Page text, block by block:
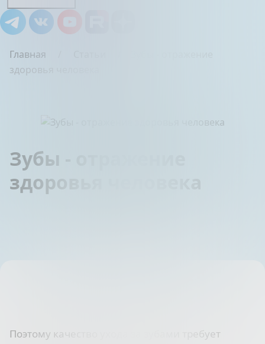
Главная
здоровья человека
Зубы - отражение
здоровья человека
Поэтому качество ухода за зубами требует